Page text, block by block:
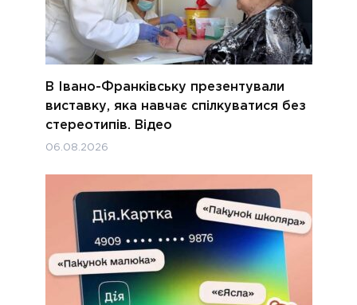
В Івано-Франківську презентували
виставку, яка навчає спілкуватися без
стереотипів. Відео
06.08.2026